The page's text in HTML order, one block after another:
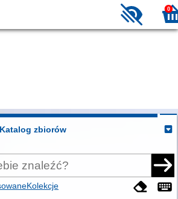
0
Katalog zbiorów
Kolekcje